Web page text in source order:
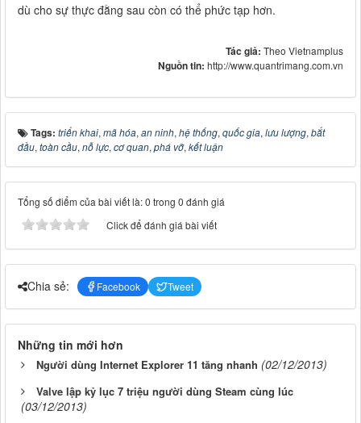
dù cho sự thực đằng sau còn có thể phức tạp hơn.
Tác giả: Theo Vietnamplus
Nguồn tin: http://www.quantrimang.com.vn
Tags: triển khai, mã hóa, an ninh, hệ thống, quốc gia, lưu lượng, bắt
đầu, toàn cầu, nỗ lực, cơ quan, phá vỡ, kết luận
Tổng số điểm của bài viết là: 0 trong 0 đánh giá
Click để đánh giá bài viết
Chia sẻ: Facebook Tweet
Những tin mới hơn
Người dùng Internet Explorer 11 tăng nhanh (02/12/2013)
Valve lập kỷ lục 7 triệu người dùng Steam cùng lúc
(03/12/2013)